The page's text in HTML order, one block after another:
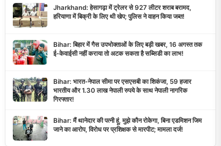
Jharkhand: हेसागढ़ा में ट्रेलर से 927 लीटर शराब बरामद,
हरियाणा में बिक्री के लिए थी खेप; पुलिस ने वाहन किया जब्त!
Bihar: बिहार में गैस उपभोक्ताओं के लिए बड़ी खबर, 16 अगस्त तक
ई-केवाईसी नहीं कराया तो अटक सकता है सब्सिडी का लाभ!
Bihar: भारत-नेपाल सीमा पर एसएसबी का शिकंजा, 59 हजार
भारतीय और 1.30 लाख नेपाली रुपये के साथ नेपाली नागरिक
गिरफ्तार!
Bihar: मैं थानेदार की पत्नी हूं, मुझे कौन रोकेगा, बिना एडमिशन जिम
जाने का आरोप, विरोध पर प्रशिक्षक से मारपीट; मामला दर्ज!